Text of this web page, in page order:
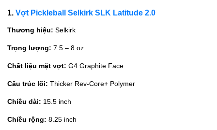
1. Vợt Pickleball Selkirk SLK Latitude 2.0
Thương hiệu: Selkirk
Trọng lượng: 7.5 – 8 oz
Chất liệu mặt vợt: G4 Graphite Face
Cấu trúc lõi: Thicker Rev-Core+ Polymer
Chiều dài: 15.5 inch
Chiều rộng: 8.25 inch